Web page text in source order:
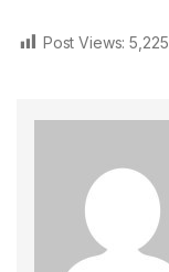
Post Views: 5,225